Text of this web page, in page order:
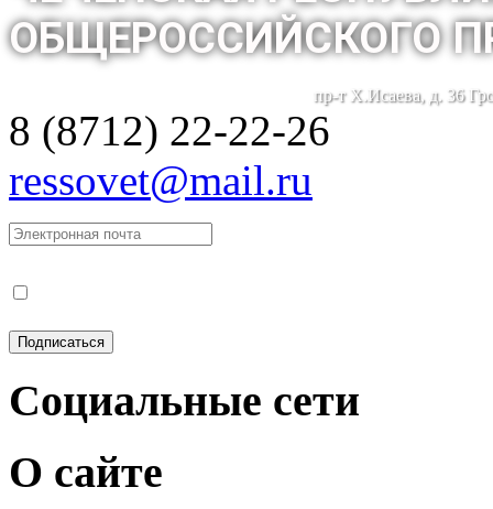
ОБЩЕРОССИЙСКОГО
пр-т Х.Исаева, д. 36
8 (8712) 22-22-26
ressovet@mail.ru
Социальные сети
О сайте